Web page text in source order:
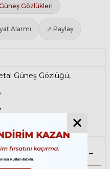
Gözlükleri
Alarmı ↗ Paylaş
Güneş Gözlüğü,
,
,
Sarı Güneş Gözlüğü